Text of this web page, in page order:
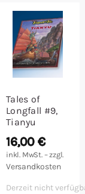
Tales of
Longfall #9,
Tianyu
16,00 €
inkl. MwSt. – zzgl.
Versandkosten
Derzeit nicht